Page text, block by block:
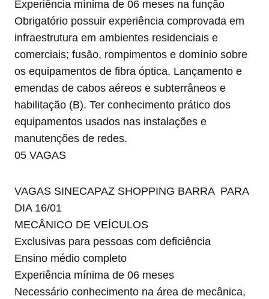
Experiência mínima de 06 meses na função
Obrigatório possuir experiência comprovada em
infraestrutura em ambientes residenciais e
comerciais; fusão, rompimentos e domínio sobre
os equipamentos de fibra óptica. Lançamento e
emendas de cabos aéreos e subterrâneos e
habilitação (B). Ter conhecimento prático dos
equipamentos usados nas instalações e
manutenções de redes.
05 VAGAS
VAGAS SINECAPAZ SHOPPING BARRA PARA
DIA 16/01
MECÂNICO DE VEÍCULOS
Exclusivas para pessoas com deficiência
Ensino médio completo
Experiência mínima de 06 meses
Necessário conhecimento na área de mecânica,